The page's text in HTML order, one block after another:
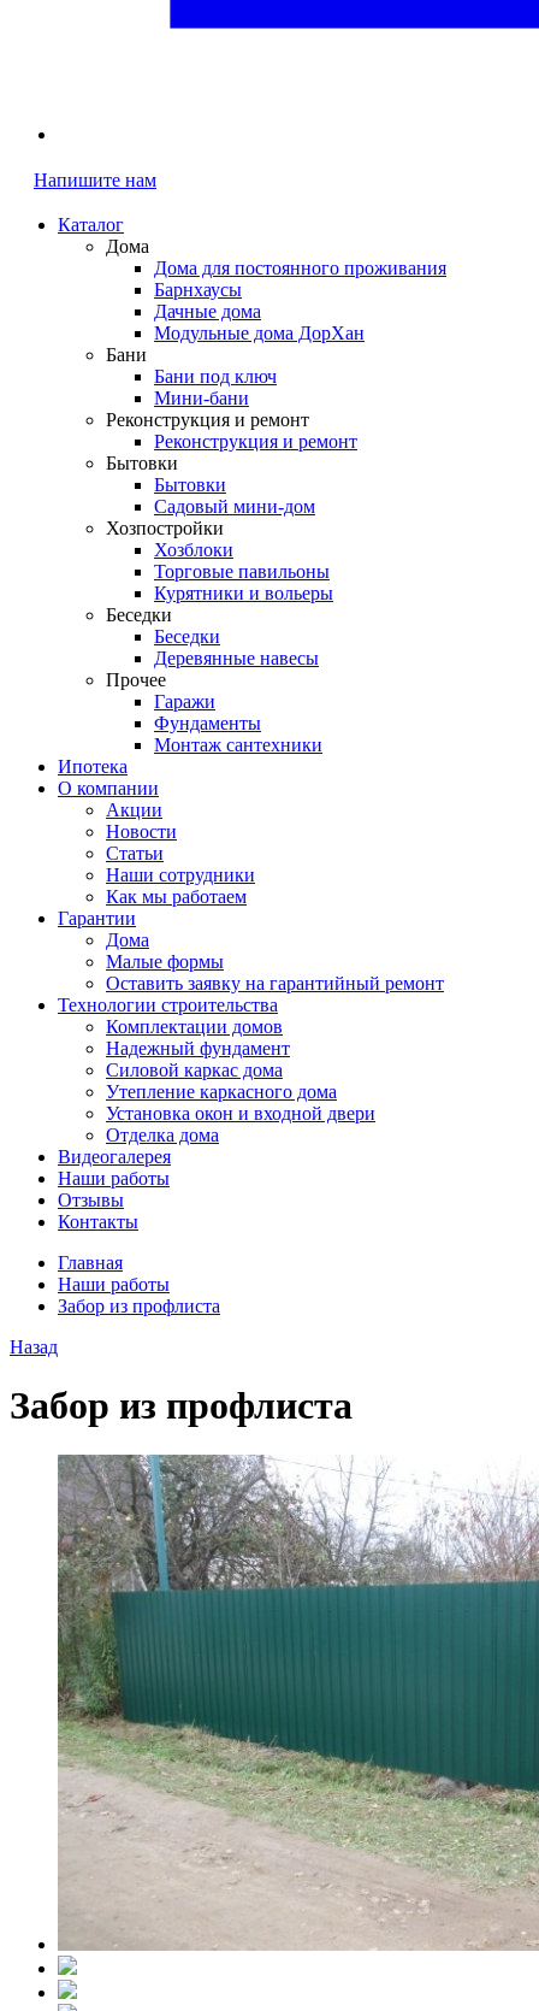
Напишите нам
Каталог
Дома
Дома для постоянного проживания
Барнхаусы
Дачные дома
Модульные дома ДорХан
Бани
Бани под ключ
Мини-бани
Реконструкция и ремонт
Реконструкция и ремонт
Бытовки
Бытовки
Садовый мини-дом
Хозпостройки
Хозблоки
Торговые павильоны
Курятники и вольеры
Беседки
Беседки
Деревянные навесы
Прочее
Гаражи
Фундаменты
Монтаж сантехники
Ипотека
О компании
Акции
Новости
Статьи
Наши сотрудники
Как мы работаем
Гарантии
Дома
Малые формы
Оставить заявку на гарантийный ремонт
Технологии строительства
Комплектации домов
Надежный фундамент
Силовой каркас дома
Утепление каркасного дома
Установка окон и входной двери
Отделка дома
Видеогалерея
Наши работы
Отзывы
Контакты
Главная
Наши работы
Забор из профлиста
Назад
Забор из профлиста